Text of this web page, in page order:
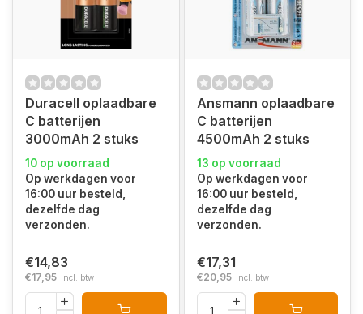
Duracell oplaadbare
C batterijen
3000mAh 2 stuks
10 op voorraad
Op werkdagen voor
16:00 uur besteld,
dezelfde dag
verzonden.
€14,83
€17,95 Incl. btw
Ansmann oplaadbare
C batterijen
4500mAh 2 stuks
13 op voorraad
Op werkdagen voor
16:00 uur besteld,
dezelfde dag
verzonden.
€17,31
€20,95 Incl. btw